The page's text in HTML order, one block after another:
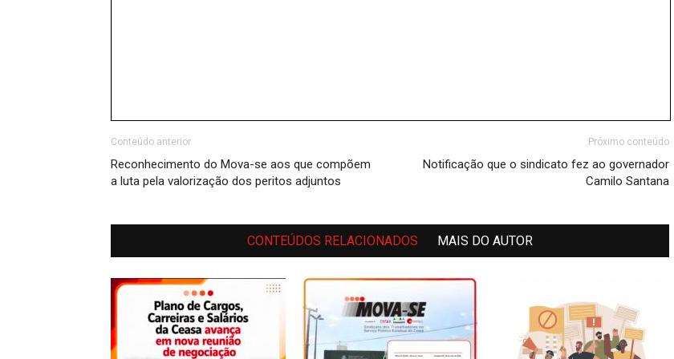
Conteúdo anterior
Reconhecimento do Mova-se aos que compõem
a luta pela valorização dos peritos adjuntos
Próximo conteúdo
Notificação que o sindicato fez ao governador
Camilo Santana
CONTEÚDOS RELACIONADOS MAIS DO AUTOR